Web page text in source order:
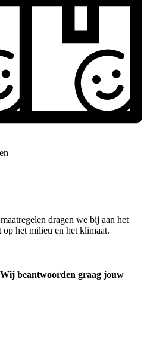
dragen we bij aan het
het milieu en het klimaat.
beantwoorden graag jouw